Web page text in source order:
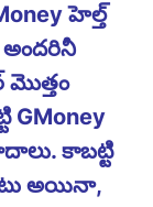
హెల్త్
మొత్తం
GMoney
కాబట్టి
అయినా,